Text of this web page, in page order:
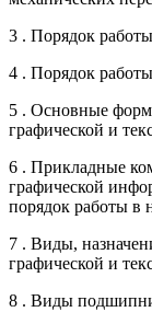
3 . Порядок
4 . Порядок
5 . Основные
графической и
6 . Прикладные
графической
порядок работы в
7 . Виды,
графической и
8 . Виды